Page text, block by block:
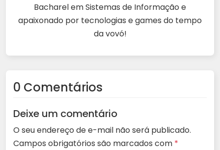
Bacharel em Sistemas de Informação e
apaixonado por tecnologias e games do tempo
da vovó!
0 Comentários
Deixe um comentário
O seu endereço de e-mail não será publicado.
Campos obrigatórios são marcados com *